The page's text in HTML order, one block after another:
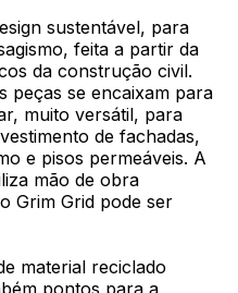
susten­tável, para
feita a partir da
da construção civil.
peças se encaixam para
muito versátil, para
de fachadas,
e pisos permeáveis. A
mão de obra
Grim Grid pode ser
material reciclado
pontos para a